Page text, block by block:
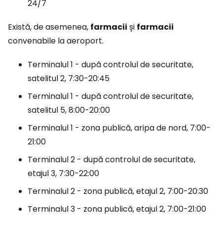
24/7
Există, de asemenea, farmacii și farmacii
convenabile la aeroport.
Terminalul 1 - după controlul de securitate,
satelitul 2, 7:30-20:45
Terminalul 1 - după controlul de securitate,
satelitul 5, 8:00-20:00
Terminalul 1 - zona publică, aripa de nord, 7:00-
21:00
Terminalul 2 - după controlul de securitate,
etajul 3, 7:30-22:00
Terminalul 2 - zona publică, etajul 2, 7:00-20:30
Terminalul 3 - zona publică, etajul 2, 7:00-21:00